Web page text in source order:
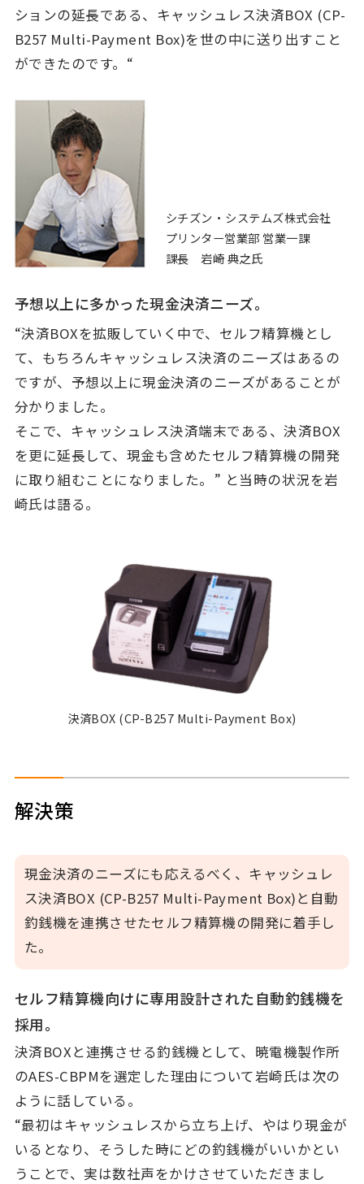
ションの延長である、キャッシュレス決済BOX (CP-
B257 Multi-Payment Box)を世の中に送り出すこと
ができたのです。“
シチズン・システムズ株式会社
プリンター営業部 営業一課
課長 岩崎 典之氏
予想以上に多かった現金決済ニーズ。
“決済BOXを拡販していく中で、セルフ精算機とし
て、もちろんキャッシュレス決済のニーズはあるの
ですが、予想以上に現金決済のニーズがあることが
分かりました。
そこで、キャッシュレス決済端末である、決済BOX
を更に延長して、現金も含めたセルフ精算機の開発
に取り組むことになりました。” と当時の状況を岩
崎氏は語る。
決済BOX (CP-B257 Multi-Payment Box)
解決策
現金決済のニーズにも応えるべく、キャッシュレ
ス決済BOX (CP-B257 Multi-Payment Box)と自動
釣銭機を連携させたセルフ精算機の開発に着手し
た。
セルフ精算機向けに専用設計された自動釣銭機を
採用。
決済BOXと連携させる釣銭機として、暁電機製作所
のAES-CBPMを選定した理由について岩崎氏は次の
ように話している。
“最初はキャッシュレスから立ち上げ、やはり現金が
いるとなり、そうした時にどの釣銭機がいいかとい
うことで、実は数社声をかけさせていただきまし